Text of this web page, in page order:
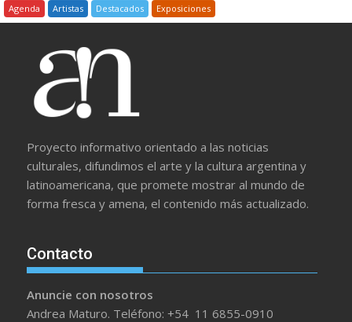
Agenda Artistas Destacados Exposiciones
Proyecto informativo orientado a las noticias
culturales, difundimos el arte y la cultura argentina y
latinoamericana, que promete mostrar al mundo de
forma fresca y amena, el contenido más actualizado.
Contacto
Anuncie con nosotros
Andrea Maturo. Teléfono: +54 11 6855-0910